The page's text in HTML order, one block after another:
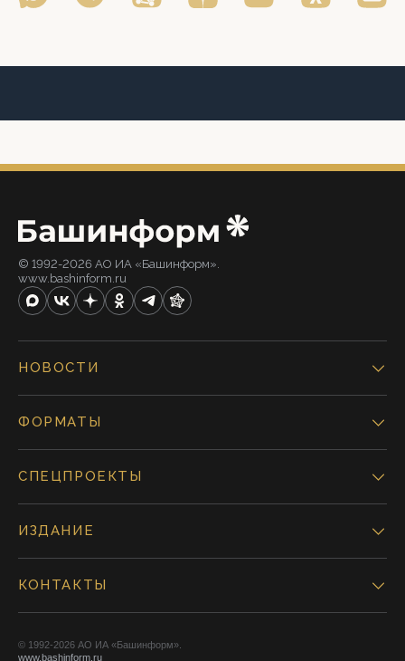
© 1992-2026 АО ИА «Башинформ».
www.bashinform.ru
НОВОСТИ
ФОРМАТЫ
СПЕЦПРОЕКТЫ
ИЗДАНИЕ
КОНТАКТЫ
© 1992-2026 АО ИА «Башинформ».
www.bashinform.ru